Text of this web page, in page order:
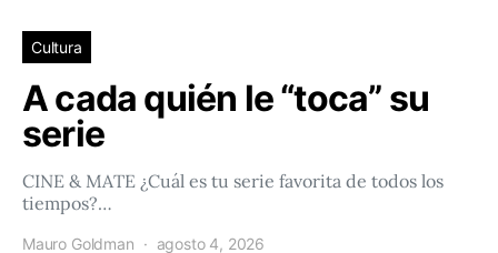
Cultura
A cada quién le “toca” su
serie
CINE & MATE ¿Cuál es tu serie favorita de todos los
tiempos?…
Mauro Goldman agosto 4, 2026